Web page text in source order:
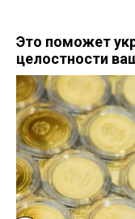
Это поможет
целостности